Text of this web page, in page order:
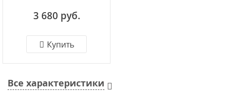
3 680 руб.
Купить
Все характеристики